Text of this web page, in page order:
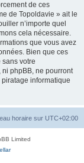
de ces
de Topoldavie » ait le
n’importe quel
cela nécessaire.
que vous avez
Bien que ces
votre
ni phpBB, ne pourront
informatique
horaire sur UTC+02:00
Limited